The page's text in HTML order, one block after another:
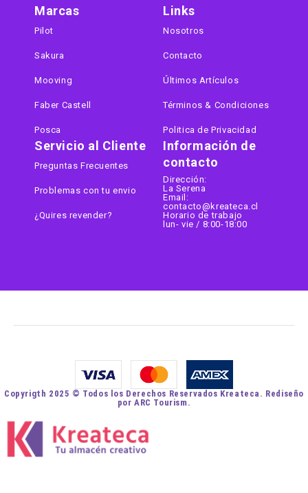
Información de
contacto
Dirección:
La Serena
Email:
contacto@kreateca.cl
Horario de trabajo
lun- vie / 8:00-18:00
Marcas
Pilot
Sakura
Mooving
Faber Castell
Posca
Links
Nosotros
Contacto
Últimos Artículos
Términos & Condiciones
Politica de Privacidad
Servicio al Cliente
Preguntas Frecuentes
Problemas con tu envio
¿Quires revender?
Copyrigth 2025 © Todos los Derechos Reservados Kreateca. Rediseño
por ARC Tourism.